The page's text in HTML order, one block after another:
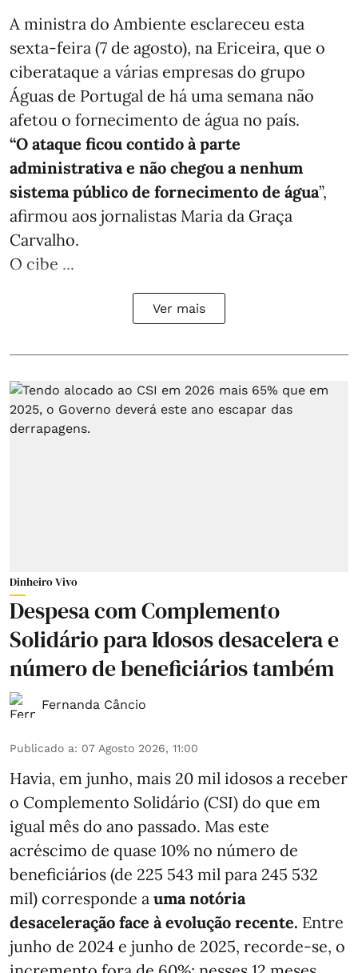
A ministra do Ambiente esclareceu esta
sexta-feira (7 de agosto), na Ericeira, que o
ciberataque a várias empresas do grupo
Águas de Portugal de há uma semana não
afetou o fornecimento de água no país.
“O ataque ficou contido à parte
administrativa e não chegou a nenhum
sistema público de fornecimento de água”,
afirmou aos jornalistas Maria da Graça
Carvalho.
O cibe ...
Ver mais
Dinheiro Vivo
Despesa com Complemento
Solidário para Idosos desacelera e
número de beneficiários também
Fernanda Câncio
Publicado a: 07 Agosto 2026, 11:00
Havia, em junho, mais 20 mil idosos a receber
o Complemento Solidário (CSI) do que em
igual mês do ano passado. Mas este
acréscimo de quase 10% no número de
beneficiários (de 225 543 mil para 245 532
mil) corresponde a uma notória
desaceleração face à evolução recente. Entre
junho de 2024 e junho de 2025, recorde-se, o